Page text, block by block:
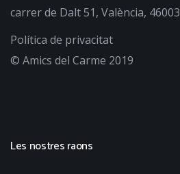
carrer de Dalt 51, València, 46003
Política de privacitat
© Amics del Carme 2019
Les nostres raons